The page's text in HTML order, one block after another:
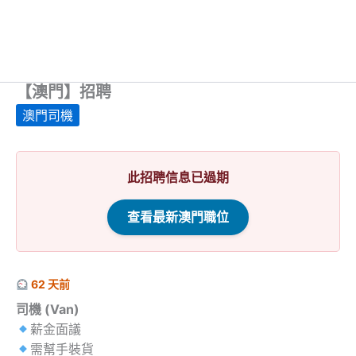
【澳門】招聘
澳門司機
此招聘信息已過期
查看最新澳門職位
62 天前
司機 (Van)
薪金面議
需幫手裝貨